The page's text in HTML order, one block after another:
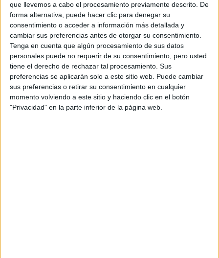
que llevemos a cabo el procesamiento previamente descrito. De
forma alternativa, puede hacer clic para denegar su
consentimiento o acceder a información más detallada y
cambiar sus preferencias antes de otorgar su consentimiento.
Tenga en cuenta que algún procesamiento de sus datos
personales puede no requerir de su consentimiento, pero usted
tiene el derecho de rechazar tal procesamiento. Sus
preferencias se aplicarán solo a este sitio web. Puede cambiar
sus preferencias o retirar su consentimiento en cualquier
momento volviendo a este sitio y haciendo clic en el botón
"Privacidad" en la parte inferior de la página web.
Sistemas Microinformáticos y Redes
IES Maestre de Calatrava
Online Grado Medio Público
MODALIDADA distancia
Sistemas Microinformáticos y Redes